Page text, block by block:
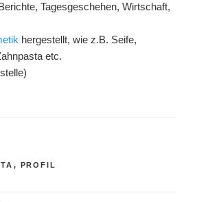
Tagesgeschehen, Wirtschaft,
hergestellt, wie z.B. Seife,
etc.
, PROFIL